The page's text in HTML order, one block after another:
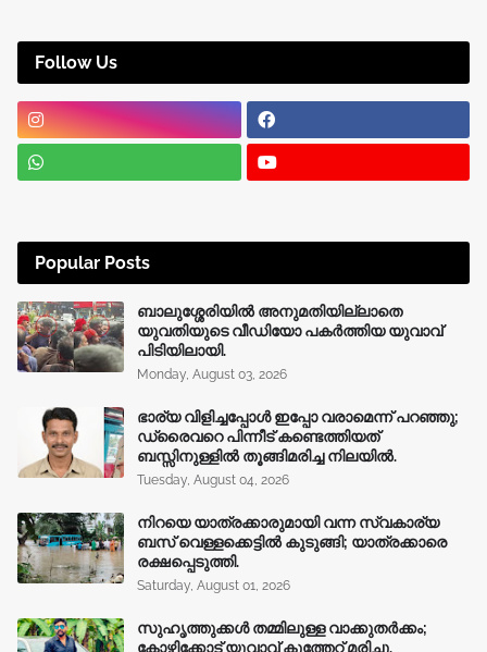
Follow Us
Popular Posts
ബാലുശ്ശേരിയിൽ അനുമതിയില്ലാതെ
യുവതിയുടെ വീഡിയോ പകർത്തിയ യുവാവ്
പിടിയിലായി.
Monday, August 03, 2026
ഭാര്യ വിളിച്ചപ്പോള്‍ ഇപ്പോ വരാമെന്ന് പറഞ്ഞു;
ഡ്രൈവറെ പിന്നീട് കണ്ടെത്തിയത്
ബസ്സിനുള്ളില്‍ തൂങ്ങിമരിച്ച നിലയിൽ.
Tuesday, August 04, 2026
നിറയെ യാത്രക്കാരുമായി വന്ന സ്വകാര്യ
ബസ് വെള്ളക്കെട്ടിൽ കുടുങ്ങി; യാത്രക്കാരെ
രക്ഷപ്പെടുത്തി.
Saturday, August 01, 2026
സുഹൃത്തുക്കൾ തമ്മിലുള്ള വാക്കുതർക്കം;
കോഴിക്കോട് യുവാവ് കുത്തേറ്റ് മരിച്ചു.